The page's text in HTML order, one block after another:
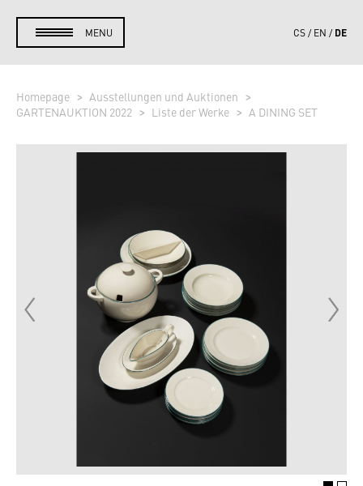
MENU CS EN DE
Homepage
Ausstellungen und Auktionen
GARTENAUKTION 2022
Liste der Werke A DINING SET